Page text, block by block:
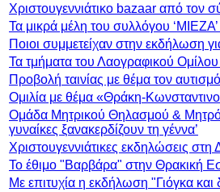
Χριστουγεννιάτικο bazaar από τον
Τα μικρά μέλη του συλλόγου ‘ΜΙΕΖΑ’
Ποιοι συμμετείχαν στην εκδήλωση
Τα τμήματα του Λαογραφικού
Προβολή ταινίας με θέμα τον
Ομιλία με θέμα «Θράκη-
Ομάδα Μητρικού Θηλασμού &
γυναίκες ξανακερδίζουν τη γέννα’
Χριστουγεννιάτικες εκδηλώσεις
Το έθιμο "Βαρβάρα" στην Θρακική
Με επιτυχία η εκδήλωση "Γιόγκα